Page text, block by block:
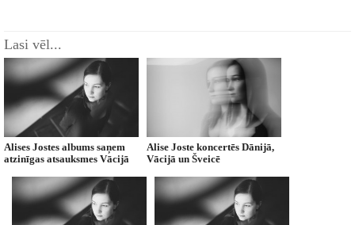
Lasi vēl...
Alises Jostes albums saņem
atzinīgas atsauksmes Vācijā
Alise Joste koncertēs Dānijā,
Vācijā un Šveicē